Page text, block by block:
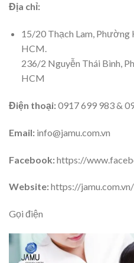
Địa chỉ:
15/20 Thạch Lam, Phường
HCM.
236/2 Nguyễn Thái Bình,
HCM
Điện thoại:0917 699 983 &
Email: info@jamu.com.vn
Facebook:https://
Website:https://jamu.com.vn/
Gọi điện